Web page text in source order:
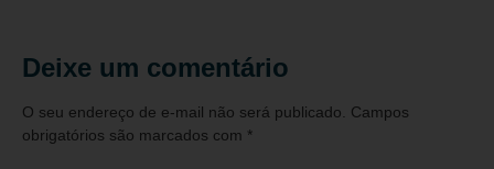
Deixe um comentário
O seu endereço de e-mail não será publicado. Campos
obrigatórios são marcados com *